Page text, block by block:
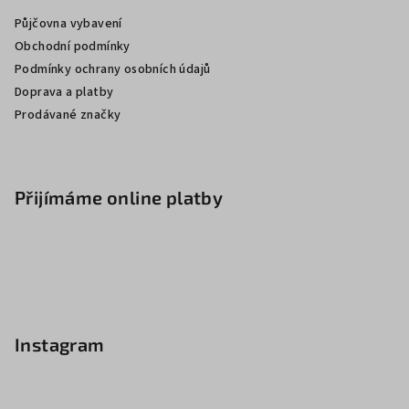
Půjčovna vybavení
Obchodní podmínky
Podmínky ochrany osobních údajů
Doprava a platby
Prodávané značky
Přijímáme online platby
Instagram